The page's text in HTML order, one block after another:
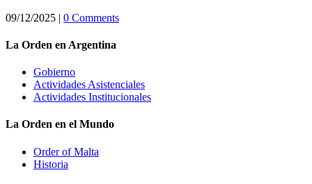
09/12/2025 | 0 Comments
La Orden en Argentina
Gobierno
Actividades Asistenciales
Actividades Institucionales
La Orden en el Mundo
Order of Malta
Historia